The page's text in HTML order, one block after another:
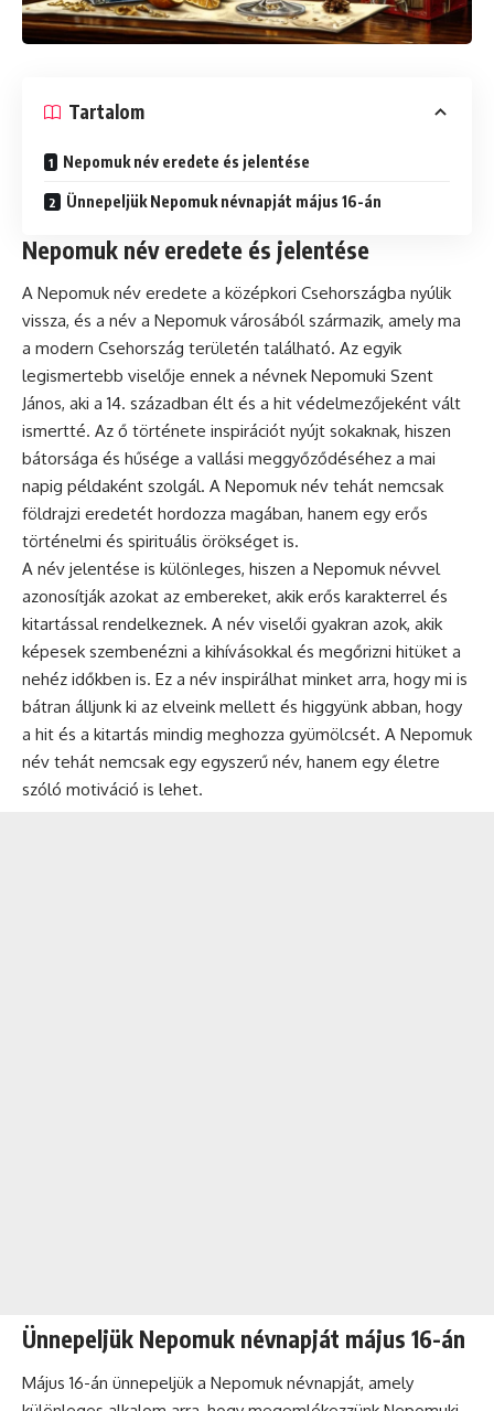
Tartalom
Nepomuk név eredete és jelentése
Ünnepeljük Nepomuk névnapját május 16-án
Nepomuk név eredete és jelentése
A Nepomuk név eredete a középkori Csehországba nyúlik
vissza, és a név a Nepomuk városából származik, amely ma
a modern Csehország területén található. Az egyik
legismertebb viselője ennek a névnek Nepomuki Szent
János, aki a 14. században élt és a hit védelmezőjeként vált
ismertté. Az ő története inspirációt nyújt sokaknak, hiszen
bátorsága és hűsége a vallási meggyőződéséhez a mai
napig példaként szolgál. A Nepomuk név tehát nemcsak
földrajzi eredetét hordozza magában, hanem egy erős
történelmi és spirituális örökséget is.
A név jelentése is különleges, hiszen a Nepomuk névvel
azonosítják azokat az embereket, akik erős karakterrel és
kitartással rendelkeznek. A név viselői gyakran azok, akik
képesek szembenézni a kihívásokkal és megőrizni hitüket a
nehéz időkben is. Ez a név inspirálhat minket arra, hogy mi is
bátran álljunk ki az elveink mellett és higgyünk abban, hogy
a hit és a kitartás mindig meghozza gyümölcsét. A Nepomuk
név tehát nemcsak egy egyszerű név, hanem egy életre
szóló motiváció is lehet.
Ünnepeljük Nepomuk névnapját május 16-án
Május 16-án ünnepeljük a Nepomuk névnapját, amely